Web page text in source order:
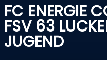
FC ENERGIE
FSV 63
JUGEND